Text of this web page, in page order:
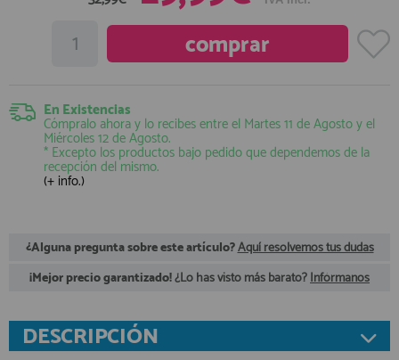
AFILIADOS
INFORMACION
910 60 71 03
910 51 49 87 Solo para
Whatsapp
info@francobordo.com
registro profesional
En Existencias
Cómpralo ahora y lo recibes entre el Martes 11 de Agostoy el
Miércoles 12 de Agosto.
* Excepto los productos bajo pedido que dependemos de la
recepción del mismo.
(+ info.)
¿Alguna pregunta sobre este artículo?Aquí resolvemos tus dudas
¡Mejor precio garantizado!¿Lo has visto más barato?Infórmanos
DESCRIPCIÓN